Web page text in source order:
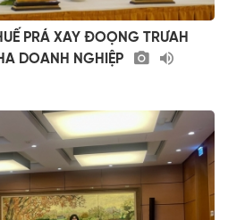
PRÁ XAY ĐOỌNG TRƯAH
DOANH NGHIỆP